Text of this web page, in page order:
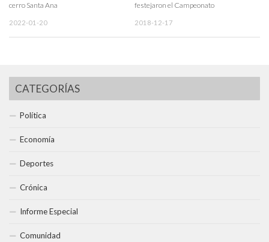
cerro Santa Ana
2022-01-20
festejaron el Campeonato
2018-12-17
CATEGORÍAS
Política
Economía
Deportes
Crónica
Informe Especial
Comunidad